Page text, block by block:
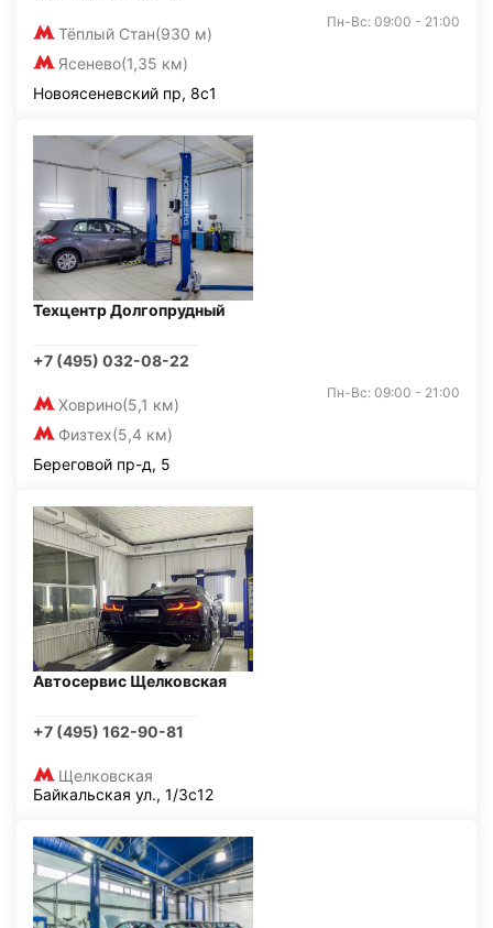
Тёплый Стан(930 м)
Ясенево(1,35 км)
Пн-Вс: 09:00 - 21:00
Новоясеневский пр, 8с1
Техцентр Долгопрудный
+7 (495) 032-08-22
Ховрино(5,1 км)
Физтех(5,4 км)
Пн-Вс: 09:00 - 21:00
Береговой пр-д, 5
Автосервис Щелковская
+7 (495) 162-90-81
Щелковская
Байкальская ул., 1/3с12